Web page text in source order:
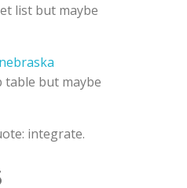
list but maybe
table but maybe
integrate.